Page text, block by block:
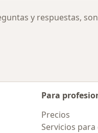
y respuestas,
Para
Precios
Servicios